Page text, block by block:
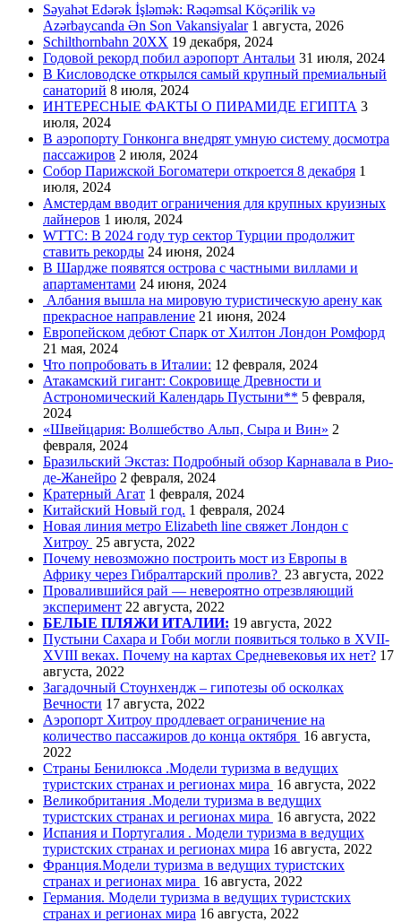
Səyahət Edərək İşləmək: Rəqəmsal Köçərilik və
Azərbaycanda Ən Son Vakansiyalar 1 августа, 2026
Schilthornbahn 20XX 19 декабря, 2024
Годовой рекорд побил аэропорт Антальи 31 июля, 2024
В Кисловодске открылся самый крупный премиальный
санаторий 8 июля, 2024
ИНТЕРЕСНЫЕ ФАКТЫ О ПИРАМИДЕ ЕГИПТА 3
июля, 2024
В аэропорту Гонконга внедрят умную систему досмотра
пассажиров 2 июля, 2024
Собор Парижской Богоматери откроется 8 декабря 1
июля, 2024
Амстердам вводит ограничения для крупных круизных
лайнеров 1 июля, 2024
WTTC: В 2024 году тур сектор Турции продолжит
ставить рекорды 24 июня, 2024
В Шардже появятся острова с частными виллами и
апартаментами 24 июня, 2024
Албания вышла на мировую туристическую арену как
прекрасное направление 21 июня, 2024
Европейском дебют Спарк от Хилтон Лондон Ромфорд
21 мая, 2024
Что попробовать в Италии: 12 февраля, 2024
Атакамский гигант: Сокровище Древности и
Астрономический Календарь Пустыни** 5 февраля,
2024
«Швейцария: Волшебство Альп, Сыра и Вин» 2
февраля, 2024
Бразильский Экстаз: Подробный обзор Карнавала в Рио-
де-Жанейро 2 февраля, 2024
Кратерный Агат 1 февраля, 2024
Китайский Новый год. 1 февраля, 2024
Новая линия метро Elizabeth line свяжет Лондон с
Хитроу 25 августа, 2022
Почему невозможно построить мост из Европы в
Африку через Гибралтарский пролив? 23 августа, 2022
Провалившийся рай — невероятно отрезвляющий
эксперимент 22 августа, 2022
БЕЛЫЕ ПЛЯЖИ ИТАЛИИ: 19 августа, 2022
Пустыни Сахара и Гоби могли появиться только в XVII-
XVIII веках. Почему на картах Средневековья их нет? 17
августа, 2022
Загадочный Стоунхендж – гипотезы об осколках
Вечности 17 августа, 2022
Аэропорт Хитроу продлевает ограничение на
количество пассажиров до конца октября 16 августа,
2022
Страны Бенилюкса .Модели туризма в ведущих
туристских странах и регионах мира 16 августа, 2022
Великобритания .Модели туризма в ведущих
туристских странах и регионах мира 16 августа, 2022
Испания и Португалия . Модели туризма в ведущих
туристских странах и регионах мира 16 августа, 2022
Франция.Модели туризма в ведущих туристских
странах и регионах мира 16 августа, 2022
Германия. Модели туризма в ведущих туристских
странах и регионах мира 16 августа, 2022